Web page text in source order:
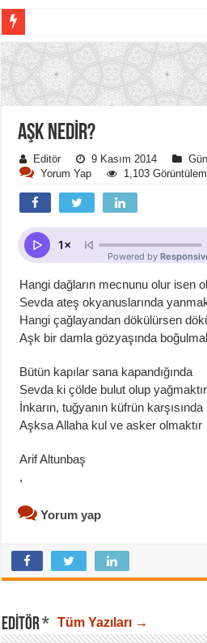
AŞK NEDİR?
Editör 9 Kasım 2014
Yorum Yap
1,103
Hangi dağların mecnunu olur isen ol
Sevda ateş okyanuslarında
Hangi çağlayandan dökülürsen
Aşk bir damla gözyaşında
Bütün kapılar sana kapandığında
Sevda ki çölde bulut olup yağmaktır
İnkarın, tuğyanın küfrün karşısında
Aşksa Allaha kul ve asker olmaktır
Arif Altunbaş
,
Yorum yap
EDITÖR * Tüm Yazıları →